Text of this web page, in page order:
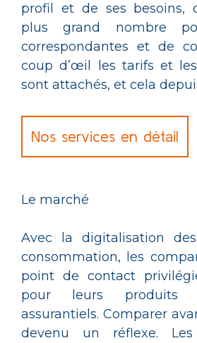
profil et de ses besoins,
plus grand nombre
correspondantes et de
coup d’œil les tarifs et
sont attachés, et cela
Nos services en détail
Le marché
Avec la digitalisation
consommation, les
point de contact
pour leurs produits
assurantiels. Comparer
devenu un réflexe. Les